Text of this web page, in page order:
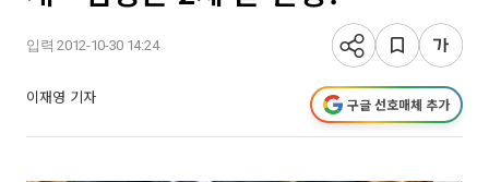
입력 2012-10-30 14:24
이재영 기자 구글 선호매체 추가